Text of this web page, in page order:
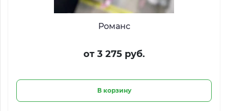
Романс
от 3 275 руб.
В корзину